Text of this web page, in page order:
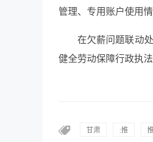
管理、专用账户使用
在欠薪问题联动
健全劳动保障行政执
甘肃 :推